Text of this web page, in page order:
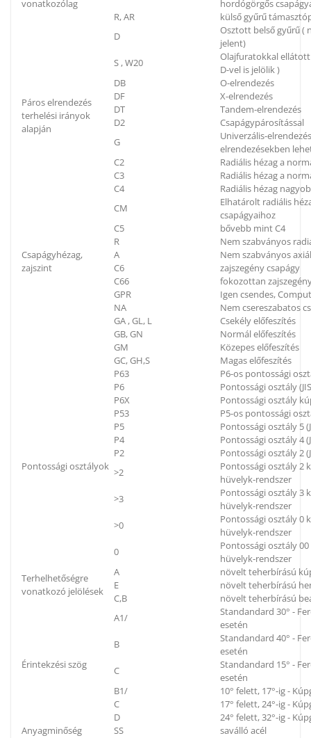
vonatkozólag
hordógörgős
R, AR
külső gyűrű
D
Osztott belső gyűrű (
jelent)
S , W20
Olajfuratokkal
D-vel is jelölik )
Páros elrendezés
terhelési irányok
alapján
DB
O-elrendezés
DF
X-elrendezés
DT
Tandem-elrendezés
D2
Csapágypárosítással
G
Univerzális-
elrendezésekben
Csapágyhézag,
zajszint
C2
Radiális hézag a
C3
Radiális hézag a
C4
Radiális hézag
CM
Elhatárolt radiális
csapágyaihoz
C5
bővebb mint C4
R
Nem szabványos
A
Nem szabványos
C6
zajszegény csapágy
C66
fokozottan
GPR
Igen csendes,
NA
Nem csereszabatos
GA , GL, L
Csekély előfeszítés
GB, GN
Normál előfeszítés
GM
Közepes előfeszítés
GC, GH,S
Magas előfeszítés
Pontossági osztályok
P63
P6-os pontossági
P6
Pontossági osztály
P6X
Pontossági osztály
P53
P5-os pontossági
P5
Pontossági osztály 5
P4
Pontossági osztály 4
P2
Pontossági osztály 2
>2
Pontossági osztály 2
hüvelyk-rendszer
>3
Pontossági osztály 3
hüvelyk-rendszer
>0
Pontossági osztály 0
hüvelyk-rendszer
0
Pontossági osztály
hüvelyk-rendszer
Terhelhetőségre
vonatkozó jelölések
A
növelt teherbírású
E
növelt teherbírású
C,B
növelt teherbírású
Érintekzési szög
A1/
Standandard 30° -
esetén
B
Standandard 40° -
esetén
C
Standandard 15° -
esetén
B1/
10° felett, 17°-ig -
C
17° felett, 24°-ig -
D
24° felett, 32°-ig -
Anyagminőség
SS saválló acél